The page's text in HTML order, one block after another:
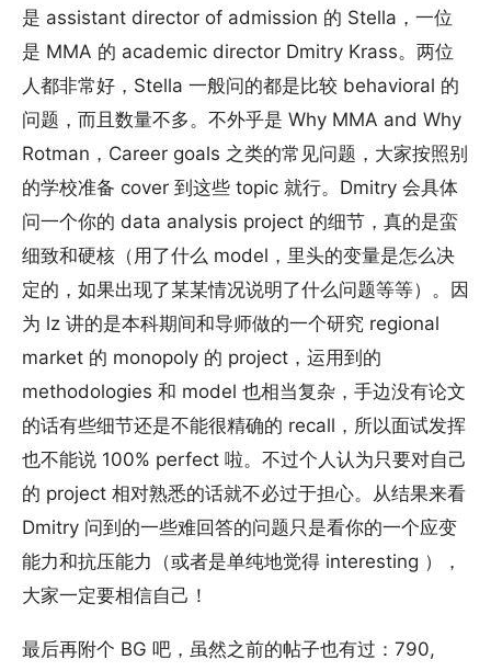
是 assistant director of admission 的 Stella，一位
是 MMA 的 academic director Dmitry Krass。两位
人都非常好，Stella 一般问的都是比较 behavioral 的
问题，而且数量不多。不外乎是 Why MMA and Why
Rotman，Career goals 之类的常见问题，大家按照别
的学校准备 cover 到这些 topic 就行。Dmitry 会具体
问一个你的 data analysis project 的细节，真的是蛮
细致和硬核（用了什么 model，里头的变量是怎么决
定的，如果出现了某某情况说明了什么问题等等）。因
为 lz 讲的是本科期间和导师做的一个研究 regional
market 的 monopoly 的 project，运用到的
methodologies 和 model 也相当复杂，手边没有论文
的话有些细节还是不能很精确的 recall，所以面试发挥
也不能说 100% perfect 啦。不过个人认为只要对自己
的 project 相对熟悉的话就不必过于担心。从结果来看
Dmitry 问到的一些难回答的问题只是看你的一个应变
能力和抗压能力（或者是单纯地觉得 interesting ），
大家一定要相信自己！
最后再附个 BG 吧，虽然之前的帖子也有过：790,